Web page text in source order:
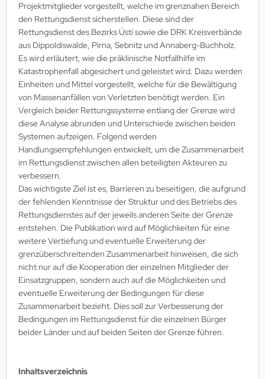
Projektmitglieder vorgestellt, welche im grenznahen Bereich
den Rettungsdienst sicherstellen. Diese sind der
Rettungsdienst des Bezirks Ústí sowie die DRK Kreisverbände
aus Dippoldiswalde, Pirna, Sebnitz und Annaberg-Buchholz.
Es wird erläutert, wie die präklinische Notfallhilfe im
Katastrophenfall abgesichert und geleistet wird. Dazu werden
Einheiten und Mittel vorgestellt, welche für die Bewältigung
von Massenanfällen von Verletzten benötigt werden. Ein
Vergleich beider Rettungssysteme entlang der Grenze wird
diese Analyse abrunden und Unterschiede zwischen beiden
Systemen aufzeigen. Folgend werden
Handlungsempfehlungen entwickelt, um die Zusammenarbeit
im Rettungsdienst zwischen allen beteiligten Akteuren zu
verbessern.
Das wichtigste Ziel ist es, Barrieren zu beseitigen, die aufgrund
der fehlenden Kenntnisse der Struktur und des Betriebs des
Rettungsdienstes auf der jeweils anderen Seite der Grenze
entstehen. Die Publikation wird auf Möglichkeiten für eine
weitere Vertiefung und eventuelle Erweiterung der
grenzüberschreitenden Zusammenarbeit hinweisen, die sich
nicht nur auf die Kooperation der einzelnen Mitglieder der
Einsatzgruppen, sondern auch auf die Möglichkeiten und
eventuelle Erweiterung der Bedingungen für diese
Zusammenarbeit bezieht. Dies soll zur Verbesserung der
Bedingungen im Rettungsdienst für die einzelnen Bürger
beider Länder und auf beiden Seiten der Grenze führen.
Inhaltsverzeichnis